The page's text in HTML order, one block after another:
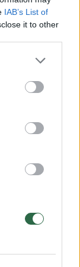
IAB’s List of
it to other
00:00:57
kils iki
00:15:54
00:00:57
darbo